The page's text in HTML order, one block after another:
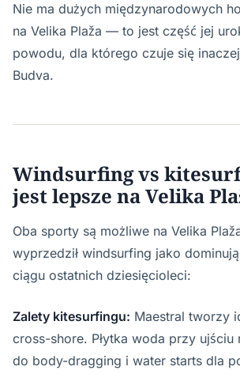
Nie ma dużych międzynarodowych
na Velika Plaža — to jest część jej
powodu, dla którego czuje się
Budva.
Windsurfing vs
jest lepsze na Velika
Oba sporty są możliwe na Velika
wyprzedził windsurfing jako
ciągu ostatnich dziesięcioleci:
Zalety kitesurfingu: Maestral tworzy
cross-shore. Płytka woda przy ujściu
do body-dragging i water starts dla